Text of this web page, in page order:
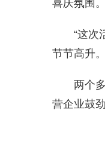
喜庆氛围。
“这次活
节节高升
两个多
营企业鼓